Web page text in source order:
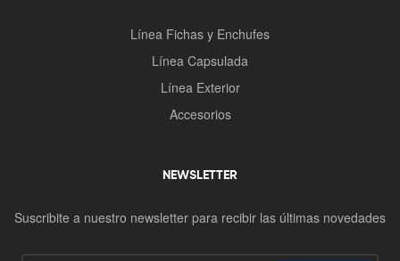
Línea Fichas y Enchufes
Línea Capsulada
Línea Exterior
Accesorios
NEWSLETTER
Suscribite a nuestro newsletter para recibir las últimas novedades